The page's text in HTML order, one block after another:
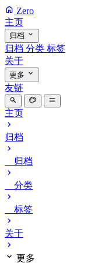
Zero
主页
归档
归档 分类 标签
关于
更多
友链
主页
归档
归档
分类
标签
关于
更多